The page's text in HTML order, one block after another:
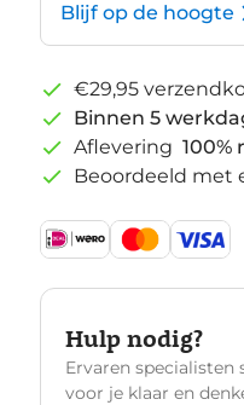
Blijf op de hoogte
€29,95
Binnen 5
Aflevering 100%
Beoordeeld met
Hulp nodig?
Ervaren specialisten
voor je klaar en